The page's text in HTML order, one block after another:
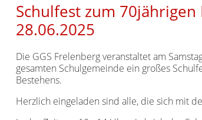
Schulfest zum 70jährigen
28.06.2025
Die GGS Frelenberg veranstaltet am
gesamten Schulgemeinde ein großes
Bestehens.
Herzlich eingeladen sind alle, die sich mit